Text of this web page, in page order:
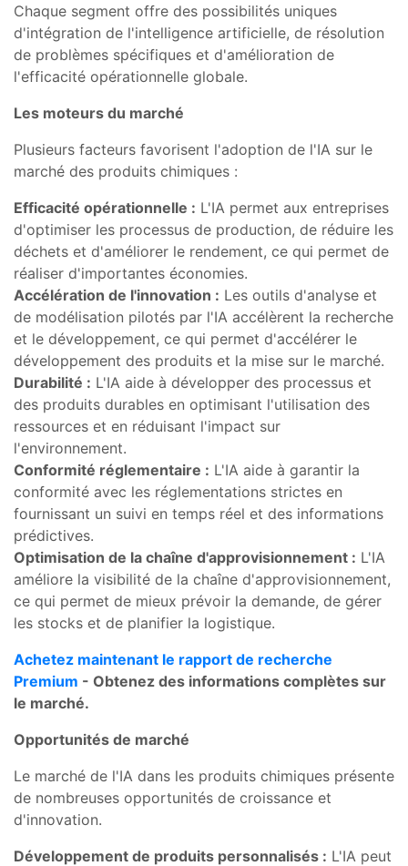
Chaque segment offre des possibilités uniques
d'intégration de l'intelligence artificielle, de résolution
de problèmes spécifiques et d'amélioration de
l'efficacité opérationnelle globale.
Les moteurs du marché
Plusieurs facteurs favorisent l'adoption de l'IA sur le
marché des produits chimiques :
Efficacité opérationnelle : L'IA permet aux entreprises
d'optimiser les processus de production, de réduire les
déchets et d'améliorer le rendement, ce qui permet de
réaliser d'importantes économies.
Accélération de l'innovation : Les outils d'analyse et
de modélisation pilotés par l'IA accélèrent la recherche
et le développement, ce qui permet d'accélérer le
développement des produits et la mise sur le marché.
Durabilité : L'IA aide à développer des processus et
des produits durables en optimisant l'utilisation des
ressources et en réduisant l'impact sur
l'environnement.
Conformité réglementaire : L'IA aide à garantir la
conformité avec les réglementations strictes en
fournissant un suivi en temps réel et des informations
prédictives.
Optimisation de la chaîne d'approvisionnement : L'IA
améliore la visibilité de la chaîne d'approvisionnement,
ce qui permet de mieux prévoir la demande, de gérer
les stocks et de planifier la logistique.
Achetez maintenant le rapport de recherche
Premium - Obtenez des informations complètes sur
le marché.
Opportunités de marché
Le marché de l'IA dans les produits chimiques présente
de nombreuses opportunités de croissance et
d'innovation.
Développement de produits personnalisés : L'IA peut